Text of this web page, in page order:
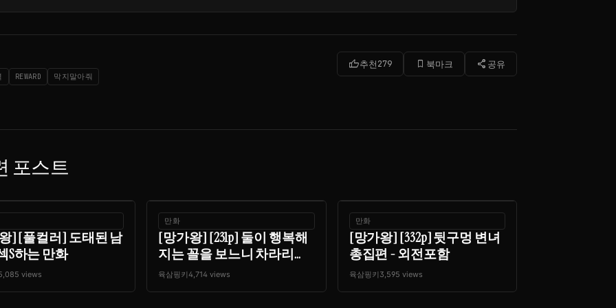
REWARD 막지말아줘
thumb_up추천279 bookmark_border 북마크 share 공유
포스트
] [풀컬러] 도태된 남
S하는 만화
views
만화
[망가왕] [231p] 둘이 행복해
지는 꼴을 보느니 차라리...
육삼핑키4,714 views
만화
[망가왕] [332p] 뒷구멍 변녀
총집편 - 외전포함
육삼핑키 3,595 views